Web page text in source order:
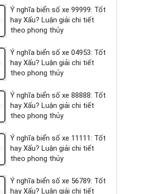
Ý nghĩa biển số xe 99999: Tốt
hay Xấu? Luận giải chi tiết
theo phong thủy
Ý nghĩa biển số xe 04953: Tốt
hay Xấu? Luận giải chi tiết
theo phong thủy
Ý nghĩa biển số xe 88888: Tốt
hay Xấu? Luận giải chi tiết
theo phong thủy
Ý nghĩa biển số xe 11111: Tốt
hay Xấu? Luận giải chi tiết
theo phong thủy
Ý nghĩa biển số xe 56789: Tốt
hay Xấu? Luận giải chi tiết